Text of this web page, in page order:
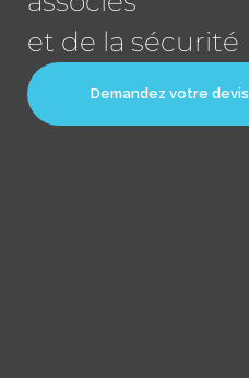
et de la sécurité
Demandez votre devis